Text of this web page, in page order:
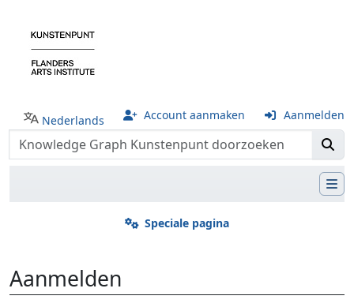
Nederlands Account aanmaken Aanmelden
Speciale pagina
Aanmelden